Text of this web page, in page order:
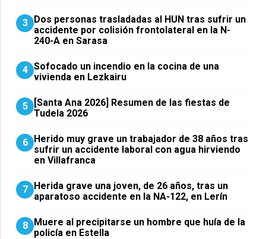
3 ​Dos personas trasladadas al HUN tras sufrir un
accidente por colisión frontolateral en la N-
240-A en Sarasa
4 Sofocado un incendio en la cocina de una
vivienda en Lezkairu
5
[Santa Ana 2026] Resumen de las fiestas de
Tudela 2026
6 Herido muy grave un trabajador de 38 años tras
sufrir un accidente laboral con agua hirviendo
en Villafranca
7 Herida grave una joven, de 26 años, tras un
aparatoso accidente en la NA-122, en Lerín
8 Muere al precipitarse un hombre que huía de la
policía en Estella